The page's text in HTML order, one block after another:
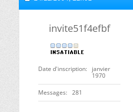
invite51f4efbf
Date d'inscription
janvier
1970
Messages 281